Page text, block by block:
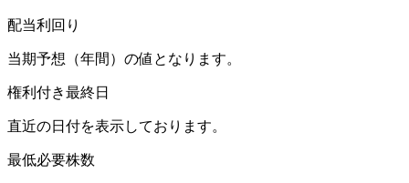
配当利回り
当期予想（年間）の値となります。
権利付き最終日
直近の日付を表示しております。
最低必要株数